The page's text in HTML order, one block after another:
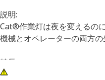
説明:
Cat®作業灯は夜を変えるの
機械とオペレーターの両方
特長:
1) プレミアムCatライトは、